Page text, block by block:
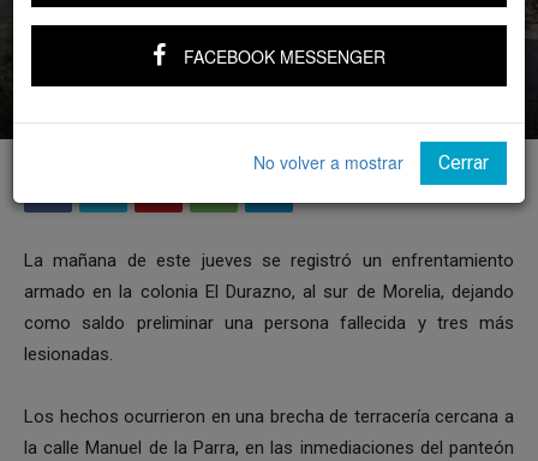
Balacera en Morelia deja un muerto y
tres heridos
La mañana de este jueves se registró un enfrentamiento
armado en la colonia El Durazno, al sur de Morelia, dejando
como saldo preliminar una persona fallecida y tres más
lesionadas.
Los hechos ocurrieron en una brecha de terracería cercana a
la calle Manuel de la Parra, en las inmediaciones del panteón
FACEBOOK MESSENGER
No volver a mostrar Cerrar